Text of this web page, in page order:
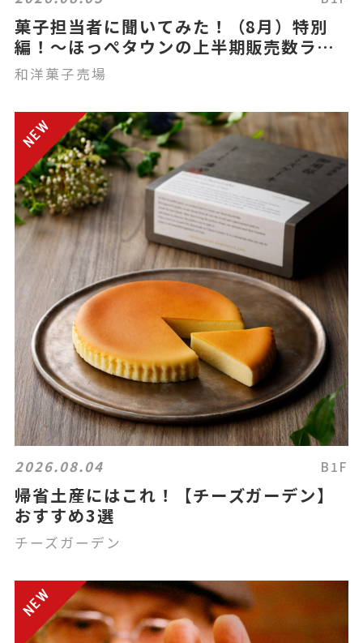
菓子担当者に聞いてみた！（8月）特別
編！～ほっぺタウンの上半期販売数ラン
キング～
和洋菓子売場
2026.08.04 B1F
帰省土産にはこれ！【チーズガーデン】
おすすめ3選
チーズガーデン